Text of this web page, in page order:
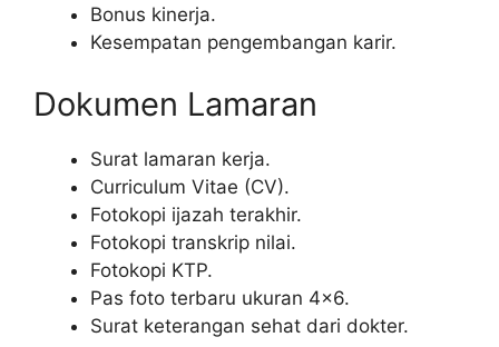
Bonus kinerja.
Kesempatan pengembangan karir.
Dokumen Lamaran
Surat lamaran kerja.
Curriculum Vitae (CV).
Fotokopi ijazah terakhir.
Fotokopi transkrip nilai.
Fotokopi KTP.
Pas foto terbaru ukuran 4×6.
Surat keterangan sehat dari dokter.